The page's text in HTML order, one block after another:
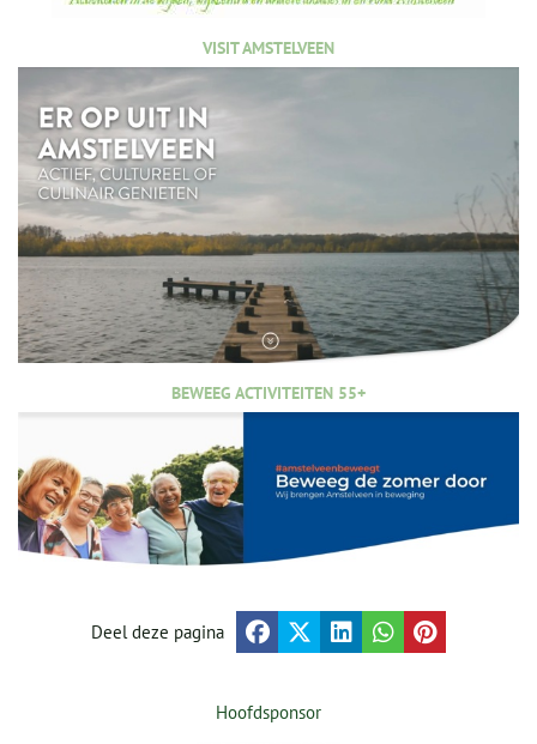
VISIT AMSTELVEEN
BEWEEG ACTIVITEITEN 55+
Deel deze pagina
Hoofdsponsor